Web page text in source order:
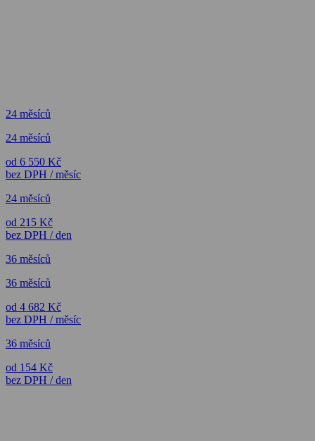
24 měsíců
24 měsíců
od 6 550 Kč
bez DPH / měsíc
24 měsíců
od 215 Kč
bez DPH / den
36 měsíců
36 měsíců
od 4 682 Kč
bez DPH / měsíc
36 měsíců
od 154 Kč
bez DPH / den